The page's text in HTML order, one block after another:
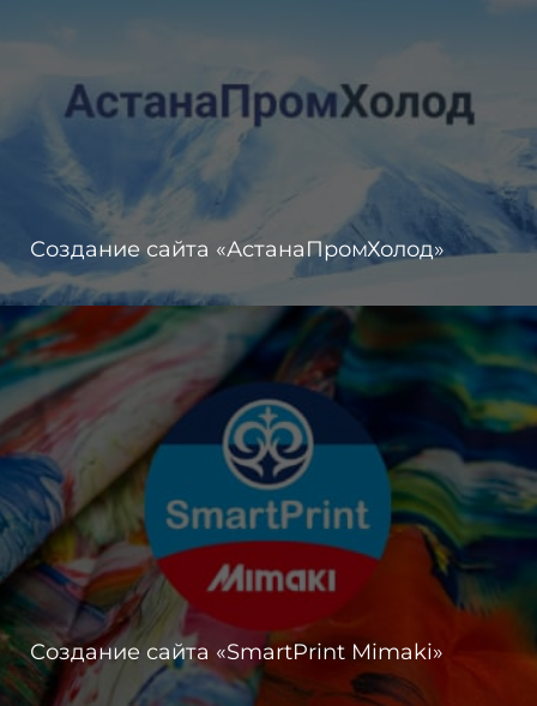
Создание сайта «АстанаПромХолод»
Создание сайта «SmartPrint Mimaki»